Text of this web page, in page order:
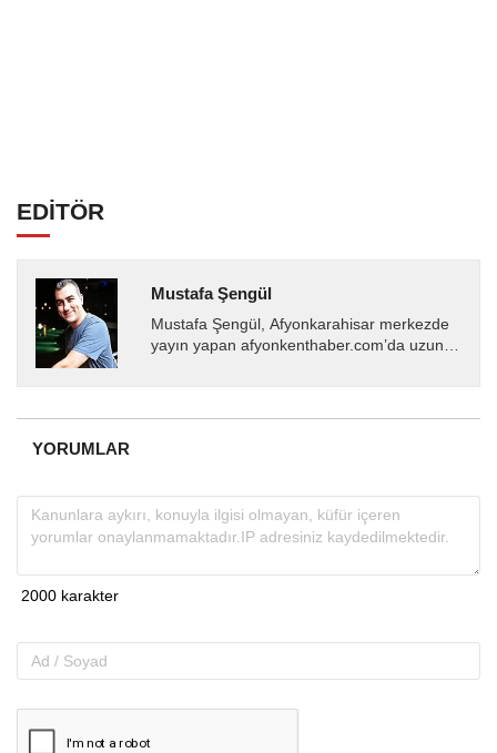
EDİTÖR
Mustafa Şengül
Mustafa Şengül, Afyonkarahisar merkezde
yayın yapan afyonkenthaber.com’da uzun
almakta, haber akışı...
YORUMLAR